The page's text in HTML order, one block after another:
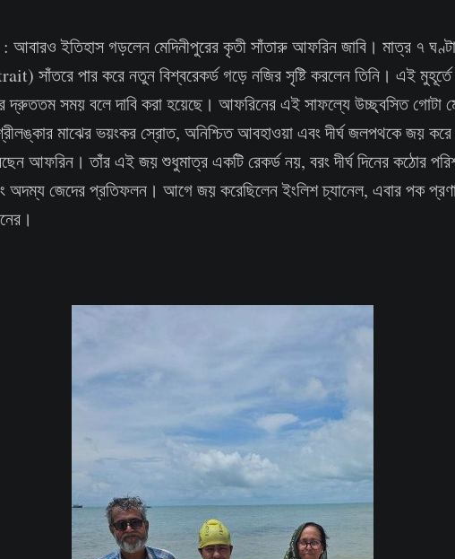
: আবারও ইতিহাস গড়লেন মেদিনীপুরের কৃতী সাঁতারু আফরিন জাবি। মাত্র ৭
সাঁতরে পার করে নতুন বিশ্বরেকর্ড গড়ে নজির সৃষ্টি করলেন তিনি। এই
দ্রুততম সময় বলে দাবি করা হয়েছে। আফরিনের এই সাফল্যে উচ্ছ্বসিত গোটা
মাঝের ভয়ংকর স্রোত, অনিশ্চিত আবহাওয়া এবং দীর্ঘ জলপথকে জয়
আফরিন। তাঁর এই জয় শুধুমাত্র একটি রেকর্ড নয়, বরং দীর্ঘ দিনের কঠোর
অদম্য জেদের প্রতিফলন। আগে জয় করেছিলেন ইংলিশ চ্যানেল, এবার পক